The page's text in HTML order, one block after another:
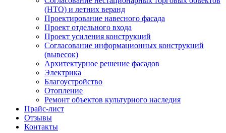
(НТО) и летних веранд
Проектирование навесного фасада
Проект отдельного входа
Проект усиления конструкций
Согласование информационных конструкций
(вывесок)
Архитектурное решение фасадов
Электрика
Благоустройство
Отопление
Ремонт объектов культурного наследия
Прайс-лист
Отзывы
Контакты